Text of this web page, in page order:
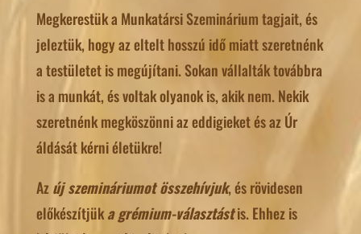
Megkerestük a Munkatársi Szeminárium tagjait, és
jeleztük, hogy az eltelt hosszú idő miatt szeretnénk
a testületet is megújítani. Sokan vállalták továbbra
is a munkát, és voltak olyanok is, akik nem. Nekik
szeretnénk megköszönni az eddigieket és az Úr
áldását kérni életükre!
Az új szemináriumot összehívjuk, és rövidesen
előkészítjüka grémium-választástis. Ehhez is